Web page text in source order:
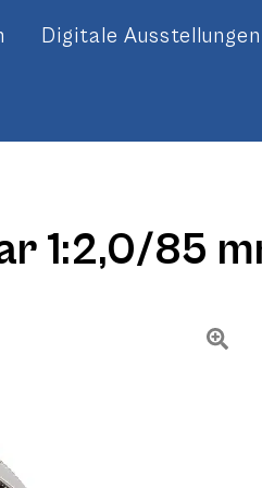
Digitale Ausstellungen
1:2,0/85